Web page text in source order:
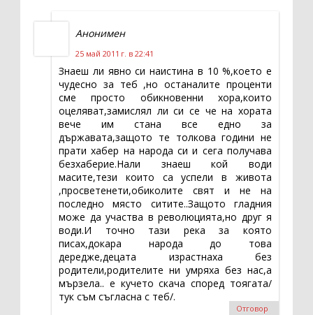
Анонимен
25 май 2011 г. в 22:41
Знаеш ли явно си наистина в 10 %,което е
чудесно за теб ,но останалите проценти
сме просто обикновенни хора,които
оцеляват,замислял ли си се че на хората
вече им стана все едно за
държавата,защото те толкова години не
прати хабер на народа си и сега получава
безхаберие.Нали знаеш кой води
масите,тези които са успели в живота
,просветенети,обиколите свят и не на
последно място ситите..Защото гладния
може да участва в революцията,но друг я
води.И точно тази река за която
писах,докара народа до това
дередже,децата израстнаха без
родители,родителите ни умряха без нас,а
мързела.. е кучето скача според тоягата/
тук съм съгласна с теб/.
Отговор